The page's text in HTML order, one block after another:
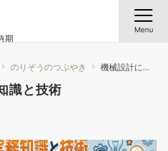
期
Menu
のりぞうのつぶやき 機械設計に必要な実務知識と技術
識と技術